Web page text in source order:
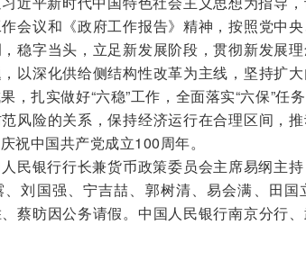
会议和《政府工作报告》精神，按照党中
稳字当头，立足新发展阶段，贯彻新发展
以深化供给侧结构性改革为主线，坚持扩
，扎实做好“六稳”工作，全面落实“六保”任
风险的关系，保持经济运行在合理区间，
祝中国共产党成立100周年。
银行行长兼货币政策委员会主席易纲主持
刘国强、宁吉喆、郭树清、易会满、田
蔡昉因公务请假。中国人民银行南京分行